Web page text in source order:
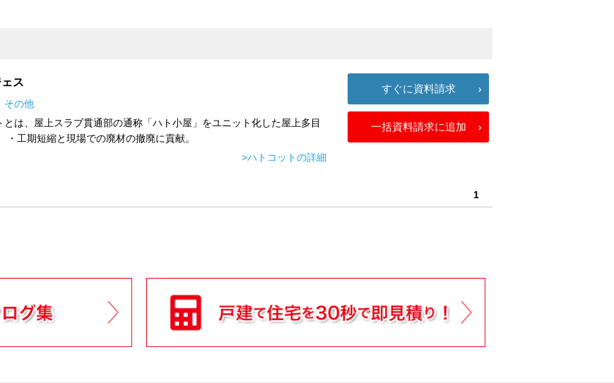
ス
その他
とは、屋上スラブ貫通部の通称「ハト小屋」をユニット化した屋上多目
・工期短縮と現場での廃材の撤廃に貢献。
>ハトコットの詳細
すぐに資料請求
一括資料請求に追加
1